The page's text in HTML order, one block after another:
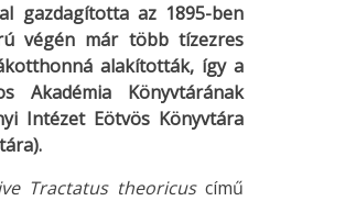
gazdagította az 1895-ben
végén már több tízezres
alakították, így a
Akadémia Könyvtárának
Intézet Eötvös Könyvtára
Tractatus theoricuscímű